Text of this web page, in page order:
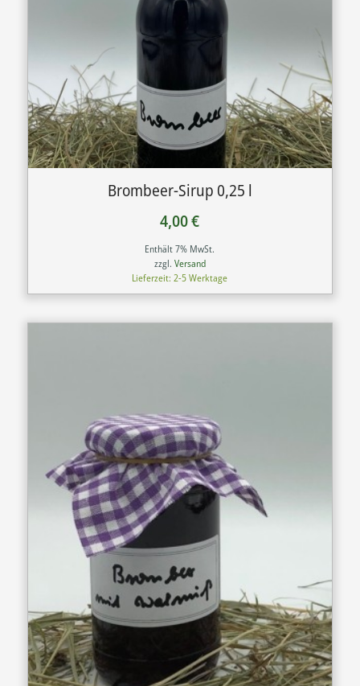
Brombeer-Sirup 0,25 l
4,00€
Enthält 7% MwSt.
zzgl. Versand
Lieferzeit: 2-5 Werktage